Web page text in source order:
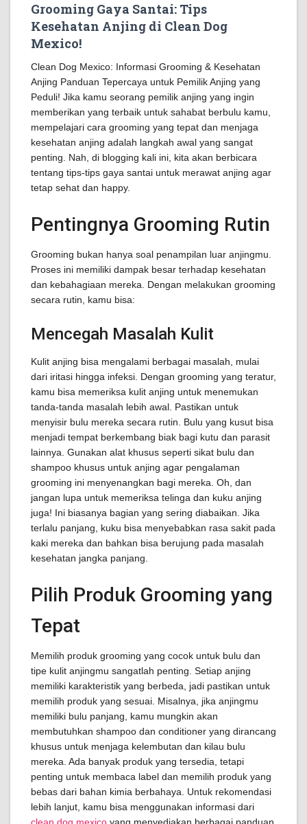
Grooming Gaya Santai: Tips
Kesehatan Anjing di Clean Dog
Mexico!
Clean Dog Mexico: Informasi Grooming & Kesehatan
Anjing Panduan Tepercaya untuk Pemilik Anjing yang
Peduli! Jika kamu seorang pemilik anjing yang ingin
memberikan yang terbaik untuk sahabat berbulu kamu,
mempelajari cara grooming yang tepat dan menjaga
kesehatan anjing adalah langkah awal yang sangat
penting. Nah, di blogging kali ini, kita akan berbicara
tentang tips-tips gaya santai untuk merawat anjing agar
tetap sehat dan happy.
Pentingnya Grooming Rutin
Grooming bukan hanya soal penampilan luar anjingmu.
Proses ini memiliki dampak besar terhadap kesehatan
dan kebahagiaan mereka. Dengan melakukan grooming
secara rutin, kamu bisa:
Mencegah Masalah Kulit
Kulit anjing bisa mengalami berbagai masalah, mulai
dari iritasi hingga infeksi. Dengan grooming yang teratur,
kamu bisa memeriksa kulit anjing untuk menemukan
tanda-tanda masalah lebih awal. Pastikan untuk
menyisir bulu mereka secara rutin. Bulu yang kusut bisa
menjadi tempat berkembang biak bagi kutu dan parasit
lainnya. Gunakan alat khusus seperti sikat bulu dan
shampoo khusus untuk anjing agar pengalaman
grooming ini menyenangkan bagi mereka. Oh, dan
jangan lupa untuk memeriksa telinga dan kuku anjing
juga! Ini biasanya bagian yang sering diabaikan. Jika
terlalu panjang, kuku bisa menyebabkan rasa sakit pada
kaki mereka dan bahkan bisa berujung pada masalah
kesehatan jangka panjang.
Pilih Produk Grooming yang
Tepat
Memilih produk grooming yang cocok untuk bulu dan
tipe kulit anjingmu sangatlah penting. Setiap anjing
memiliki karakteristik yang berbeda, jadi pastikan untuk
memilih produk yang sesuai. Misalnya, jika anjingmu
memiliki bulu panjang, kamu mungkin akan
membutuhkan shampoo dan conditioner yang dirancang
khusus untuk menjaga kelembutan dan kilau bulu
mereka. Ada banyak produk yang tersedia, tetapi
penting untuk membaca label dan memilih produk yang
bebas dari bahan kimia berbahaya. Untuk rekomendasi
lebih lanjut, kamu bisa menggunakan informasi dari